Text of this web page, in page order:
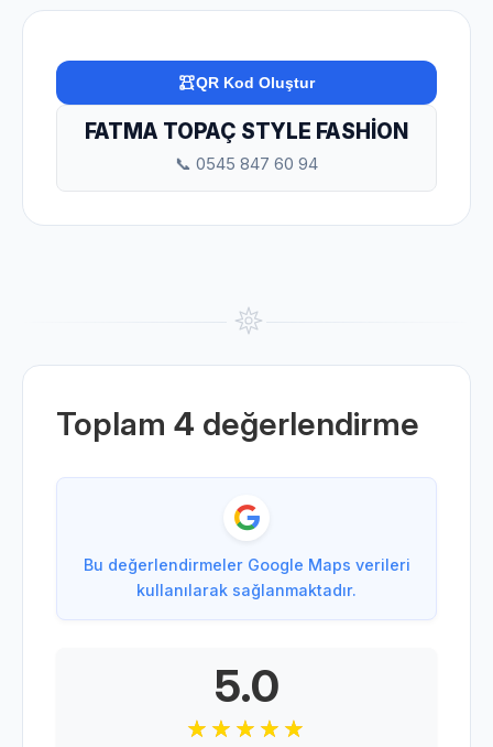
QR Kod Oluştur
FATMA TOPAÇ STYLE FASHİON
📞 0545 847 60 94
Toplam 4 değerlendirme
Bu değerlendirmeler Google Maps verileri
kullanılarak sağlanmaktadır.
5.0